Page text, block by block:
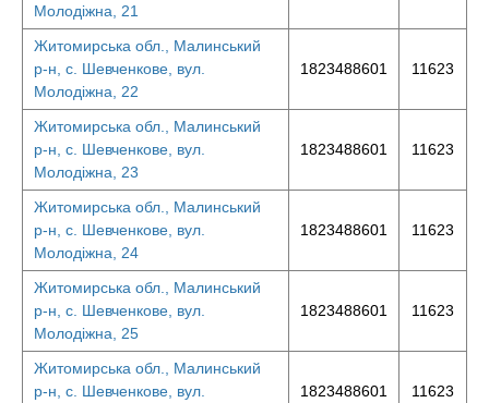
Молодіжна, 21
Житомирська обл., Малинський
р-н, с. Шевченкове, вул.
Молодіжна, 22
1823488601 11623
Житомирська обл., Малинський
р-н, с. Шевченкове, вул.
Молодіжна, 23
1823488601 11623
Житомирська обл., Малинський
р-н, с. Шевченкове, вул.
Молодіжна, 24
1823488601 11623
Житомирська обл., Малинський
р-н, с. Шевченкове, вул.
Молодіжна, 25
1823488601 11623
Житомирська обл., Малинський
р-н, с. Шевченкове, вул.
1823488601 11623